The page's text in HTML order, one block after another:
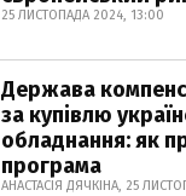
25 ЛИСТОПАДА 2024, 13:00
Держава
за купівлю
обладнання: як
програма
АНАСТАСІЯ ДЯЧКІНА, 25